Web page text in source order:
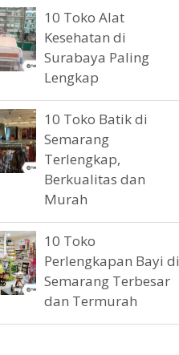
10 Toko Alat
Kesehatan di
Surabaya Paling
Lengkap
10 Toko Batik di
Semarang
Terlengkap,
Berkualitas dan
Murah
10 Toko
Perlengkapan Bayi di
Semarang Terbesar
dan Termurah